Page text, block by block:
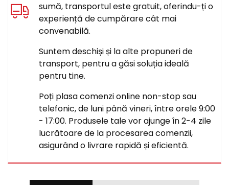
sumă, transportul este gratuit, oferindu-ți o
experiență de cumpărare cât mai
convenabilă.
Suntem deschiși și la alte propuneri de
transport, pentru a găsi soluția ideală
pentru tine.
Poți plasa comenzi online non-stop sau
telefonic, de luni până vineri, între orele 9:00
- 17:00. Produsele tale vor ajunge în 2-4 zile
lucrătoare de la procesarea comenzii,
asigurând o livrare rapidă și eficientă.